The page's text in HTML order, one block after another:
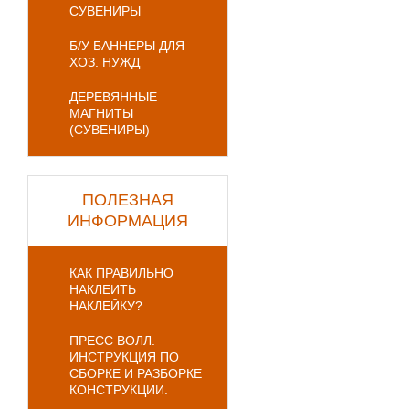
СУВЕНИРЫ
Б/У БАННЕРЫ ДЛЯ
ХОЗ. НУЖД
ДЕРЕВЯННЫЕ
МАГНИТЫ
(СУВЕНИРЫ)
ПОЛЕЗНАЯ
ИНФОРМАЦИЯ
КАК ПРАВИЛЬНО
НАКЛЕИТЬ
НАКЛЕЙКУ?
ПРЕСС ВОЛЛ.
ИНСТРУКЦИЯ ПО
СБОРКЕ И РАЗБОРКЕ
КОНСТРУКЦИИ.